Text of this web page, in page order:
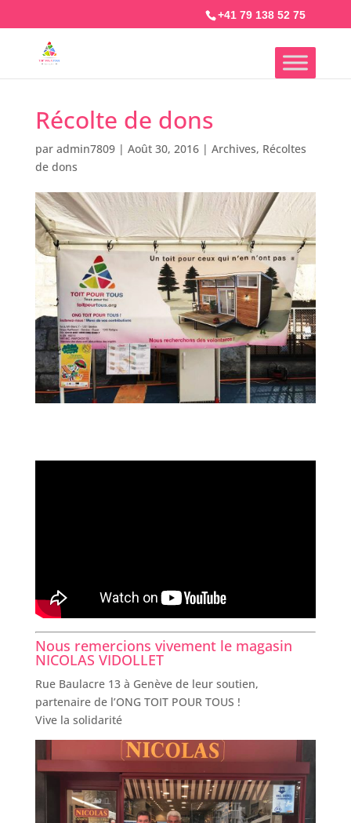
+41 79 138 52 75
Récolte de dons
par admin7809| Août 30, 2016| Archives, Récoltes
de dons
Nous remercions vivement le magasin
NICOLAS VIDOLLET
Rue Baulacre 13 à Genève de leur soutien,
partenaire de l’ONG TOIT POUR TOUS !
Vive la solidarité